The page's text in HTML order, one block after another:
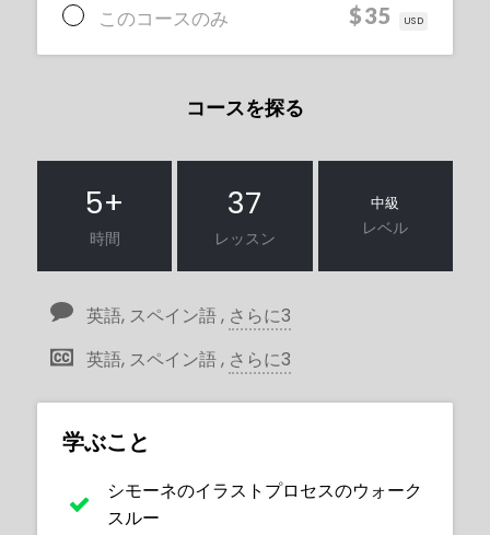
このコースのみ $35 USD
コースを探る
5+
時間
37
レッスン
中級
レベル
英語, スペイン語 , さらに3
英語, スペイン語 , さらに3
学ぶこと
シモーネのイラストプロセスのウォーク
スルー